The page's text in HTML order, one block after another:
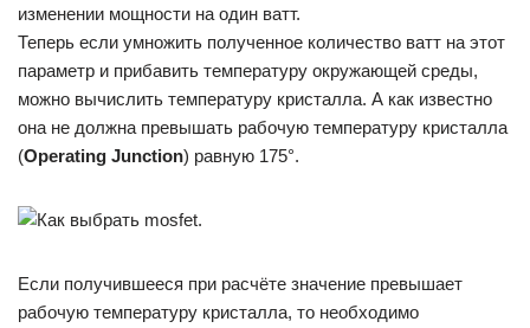
изменении мощности на один ватт.
Теперь если умножить полученное количество ватт на этот
параметр и прибавить температуру окружающей среды,
можно вычислить температуру кристалла. А как известно
она не должна превышать рабочую температуру кристалла
(Operating Junction) равную 175°.
Если получившееся при расчёте значение превышает
рабочую температуру кристалла, то необходимо